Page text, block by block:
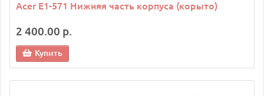
Acer E1-571 Нижняя часть корпуса (корыто)
2 400.00 р.
Купить